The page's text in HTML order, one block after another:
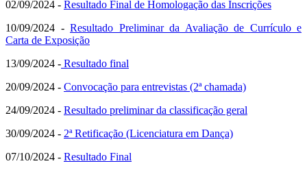
02/09/2024 - Resultado Final de Homologação das Inscrições
10/09/2024 - Resultado Preliminar da Avaliação de Currículo e
Carta de Exposição
13/09/2024 - Resultado final
20/09/2024 - Convocação para entrevistas (2ª chamada)
24/09/2024 - Resultado preliminar da classificação geral
30/09/2024 - 2ª Retificação (Licenciatura em Dança)
07/10/2024 - Resultado Final